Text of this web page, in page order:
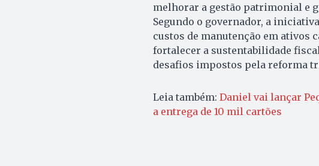
melhorar a gestão patrimonial e
Segundo o governador, a
custos de manutenção em ativos
fortalecer a sustentabilidade
desafios impostos pela reforma
Leia também: Daniel vai lançar
a entrega de 10 mil cartões